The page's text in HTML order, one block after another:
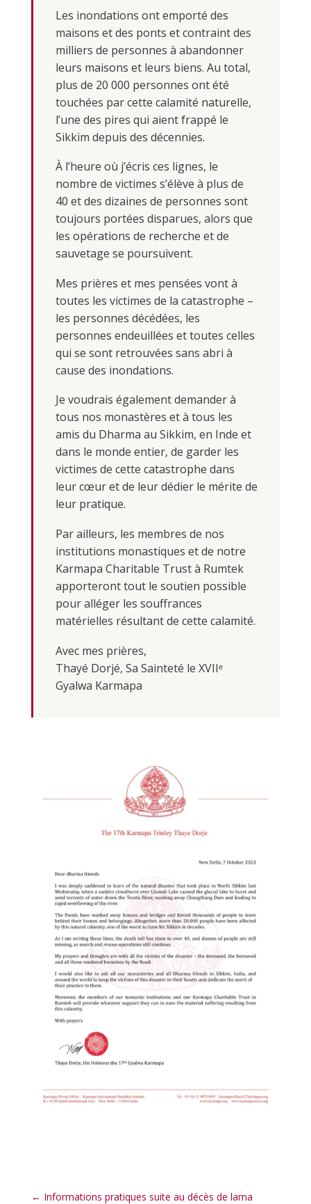
Les inondations ont emporté des
maisons et des ponts et contraint des
milliers de personnes à abandonner
leurs maisons et leurs biens. Au total,
plus de 20 000 personnes ont été
touchées par cette calamité naturelle,
l’une des pires qui aient frappé le
Sikkim depuis des décennies.
À l’heure où j’écris ces lignes, le
nombre de victimes s’élève à plus de
40 et des dizaines de personnes sont
toujours portées disparues, alors que
les opérations de recherche et de
sauvetage se poursuivent.
Mes prières et mes pensées vont à
toutes les victimes de la catastrophe –
les personnes décédées, les
personnes endeuillées et toutes celles
qui se sont retrouvées sans abri à
cause des inondations.
Je voudrais également demander à
tous nos monastères et à tous les
amis du Dharma au Sikkim, en Inde et
dans le monde entier, de garder les
victimes de cette catastrophe dans
leur cœur et de leur dédier le mérite de
leur pratique.
Par ailleurs, les membres de nos
institutions monastiques et de notre
Karmapa Charitable Trust à Rumtek
apporteront tout le soutien possible
pour alléger les souffrances
matérielles résultant de cette calamité.
Avec mes prières,
Thayé Dorjé, Sa Sainteté le XVIIᵉ
Gyalwa Karmapa
← Informations pratiques suite au décès de lama